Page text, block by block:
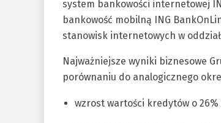
system bankowości internetowej
bankowość mobilną ING
stanowisk internetowych w
Najważniejsze wyniki biznesowe
porównaniu do analogicznego
wzrost wartości kredytów o 26%